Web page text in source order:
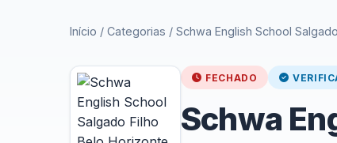
Início / Categorias / Schwa English School
FECHADO
Schwa